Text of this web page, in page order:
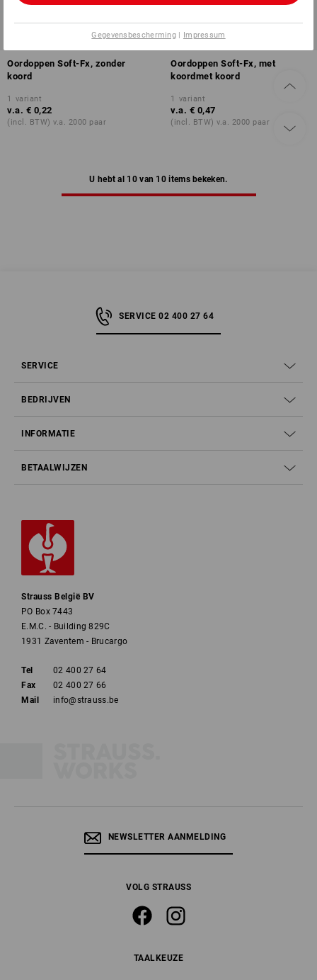
Oordoppen Soft-Fx, zonder
koord
1 variant
v.a. € 0,22
(incl. BTW) v.a. 2000 paar
Oordoppen Soft-Fx, met
koordmet koord
1 variant
v.a. € 0,47
(incl. BTW) v.a. 2000 paar
U hebt al 10 van 10 items bekeken.
SERVICE 02 400 27 64
SERVICE
BEDRIJVEN
INFORMATIE
BETAALWIJZEN
Strauss België BV
PO Box 7443
E.M.C. - Building 829C
1931 Zaventem - Brucargo
Tel
02 400 27 64
Fax
02 400 27 66
Mail
info@strauss.be
NEWSLETTER AANMELDING
VOLG STRAUSS
TAALKEUZE
Gegevensbescherming | Impressum